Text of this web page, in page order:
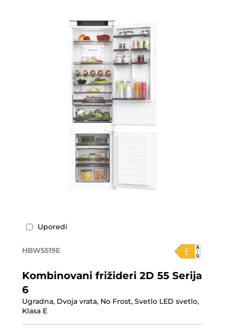
Uporedi
HBW5519E
Kombinovani frižideri 2D 55 Serija
6
Ugradna, Dvoja vrata, No Frost, Svetlo LED svetlo,
Klasa E